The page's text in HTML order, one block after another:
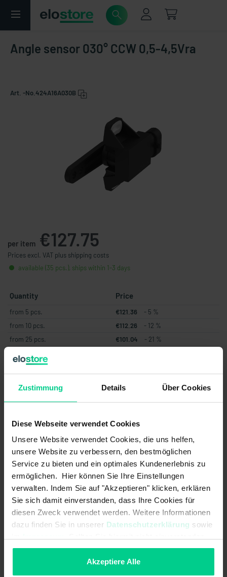
Zustimmung Details Über Cookies
Diese Webseite verwendet Cookies
Unsere Website verwendet Cookies, die uns helfen,
unsere Website zu verbessern, den bestmöglichen
Service zu bieten und ein optimales Kundenerlebnis zu
ermöglichen. Hier können Sie Ihre Einstellungen
verwalten. Indem Sie auf "Akzeptieren" klicken, erklären
Sie sich damit einverstanden, dass Ihre Cookies für
diesen Zweck verwendet werden. Weitere Informationen
dazu finden Sie in unserer Datenschutzerklärung sowie
sein, können Sie die Verwendung von Cookies hier
Akzeptiere Alle
Angle sensor 030° CCW 0,5-4,5Vra
Art. -No. 424A16A030B
per item €127.75
Prices excl. VAT plus shipping costs
available (35 pcs.), ships within 1-3 days
Quantity Price
from 5 pcs. €121.36
- 5 %
from 10 pcs.
€112.26
- 12 %
from 25 pcs.
€101.04
- 21 %
from 100 pcs.
Add to shopping cart
Country of origin Germany
Item weight 0.0633 kg
Customs tariff number 90318020